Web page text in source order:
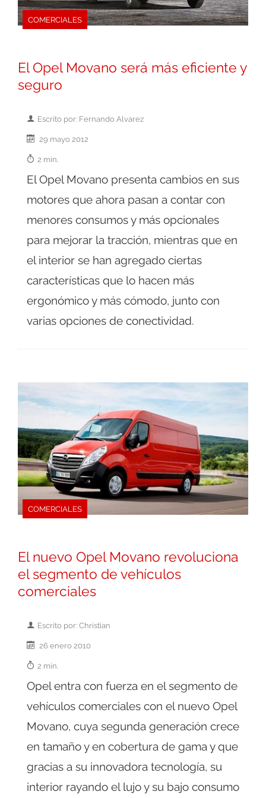
COMERCIALES
El Opel Movano será más eficiente y
seguro
Escrito por: Fernando Alvarez
29 mayo 2012
2 min.
El Opel Movano presenta cambios en sus
motores que ahora pasan a contar con
menores consumos y más opcionales
para mejorar la tracción, mientras que en
el interior se han agregado ciertas
características que lo hacen más
ergonómico y más cómodo, junto con
varias opciones de conectividad.
COMERCIALES
El nuevo Opel Movano revoluciona
el segmento de vehículos
comerciales
Escrito por: Christian
26 enero 2010
2 min.
Opel entra con fuerza en el segmento de
vehículos comerciales con el nuevo Opel
Movano, cuya segunda generación crece
en tamaño y en cobertura de gama y que
gracias a su innovadora tecnología, su
interior rayando el lujo y su bajo consumo